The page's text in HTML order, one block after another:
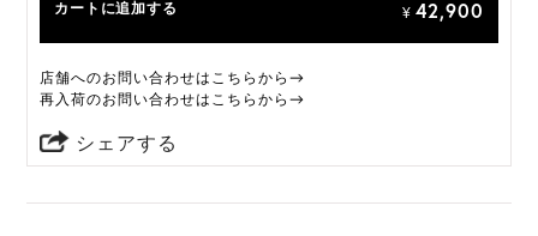
カートに追加する ¥ 42,900
店舗へのお問い合わせはこちらから→
再入荷のお問い合わせはこちらから→
シェアする